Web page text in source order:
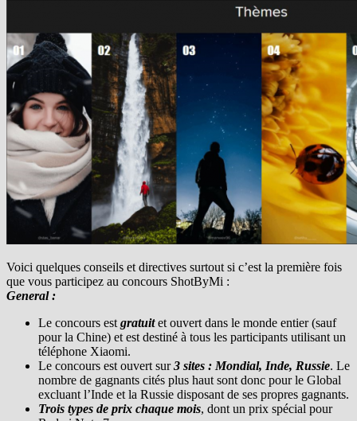
Voici quelques conseils et directives surtout si c’est la première fois
que vous participez au concours ShotByMi :
General :
Le concours est gratuitet ouvert dans le monde entier (sauf
pour la Chine) et est destiné à tous les participants utilisant un
téléphone Xiaomi.
Le concours est ouvert sur3 sites : Mondial, Inde, Russie. Le
nombre de gagnants cités plus haut sont donc pour le Global
excluant l’Inde et la Russie disposant de ses propres gagnants.
Trois types de prix chaque mois, dont un prix spécial pour